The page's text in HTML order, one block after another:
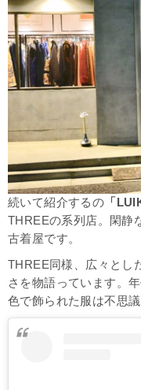
続いて紹介するの 「
THREEの系列店。閑静
古着屋です。
THREE同様、広々とし
さを物語っています。
色で飾られた服は不思